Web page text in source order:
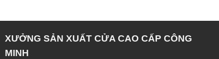
XƯỞNG SẢN XUẤT CỬA CAO CẤP CÔNG
MINH